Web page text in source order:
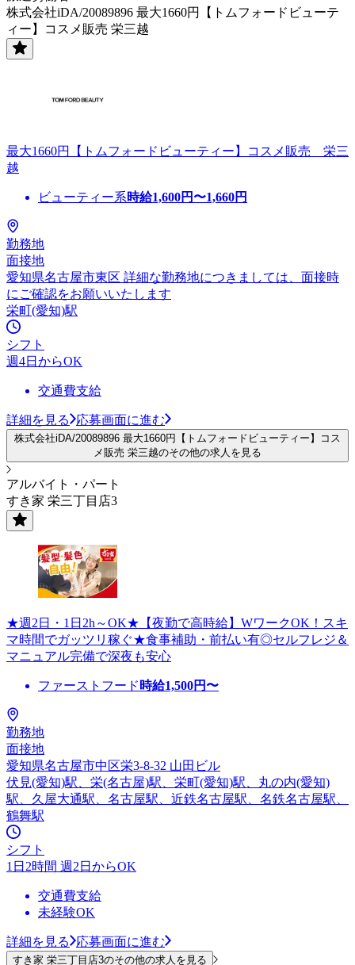
株式会社iDA/20089896 最大1660円【トムフォードビューテ
ィー】コスメ販売 栄三越
最大1660円【トムフォードビューティー】コスメ販売 栄三
越
ビューティー系時給1,600円〜1,660円
勤務地
面接地
愛知県名古屋市東区 詳細な勤務地につきましては、面接時
にご確認をお願いいたします
栄町(愛知)駅
シフト
週4日からOK
交通費支給
詳細を見る 応募画面に進む
株式会社iDA/20089896 最大1660円【トムフォードビューティー】コス
メ販売 栄三越のその他の求人を見る
アルバイト・パート
すき家 栄三丁目店3
★週2日・1日2h～OK★【夜勤で高時給】WワークOK！スキ
マ時間でガッツリ稼ぐ★食事補助・前払い有◎セルフレジ＆
マニュアル完備で深夜も安心
ファーストフード 時給1,500円〜
勤務地
面接地
愛知県名古屋市中区栄3-8-32 山田ビル
伏見(愛知)駅、栄(名古屋)駅、栄町(愛知)駅、丸の内(愛知)
駅、久屋大通駅、名古屋駅、近鉄名古屋駅、名鉄名古屋駅、
鶴舞駅
シフト
1日2時間 週2日からOK
交通費支給
未経験OK
詳細を見る 応募画面に進む
すき家 栄三丁目店3のその他の求人を見る